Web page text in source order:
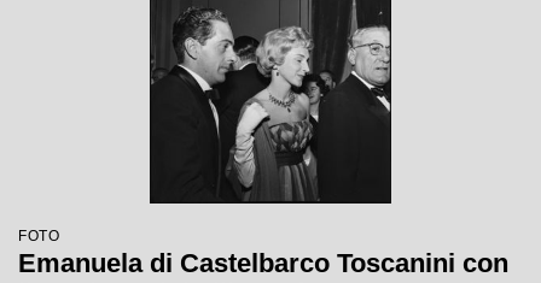
FOTO
Emanuela di Castelbarco Toscanini con